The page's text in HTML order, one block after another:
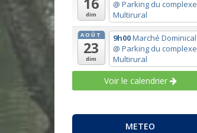
dim
@ Parking du complexe
Multirural
AOÛT
23
dim
9h00Marché Dominical
@ Parking du complexe
Multirural
Voir le calendrier
METEO